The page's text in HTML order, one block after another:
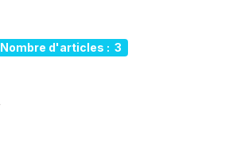
Nombre d'articles : 3